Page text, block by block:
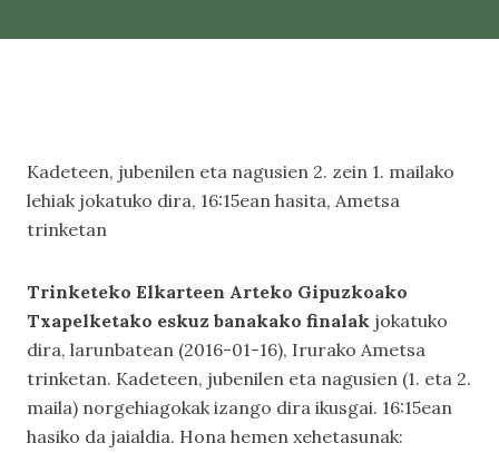
Kadeteen, jubenilen eta nagusien 2. zein 1. mailako
lehiak jokatuko dira, 16:15ean hasita, Ametsa
trinketan
Trinketeko Elkarteen Arteko Gipuzkoako
Txapelketako eskuz banakako finalak jokatuko
dira, larunbatean (2016-01-16), Irurako Ametsa
trinketan. Kadeteen, jubenilen eta nagusien (1. eta 2.
maila) norgehiagokak izango dira ikusgai. 16:15ean
hasiko da jaialdia. Hona hemen xehetasunak: